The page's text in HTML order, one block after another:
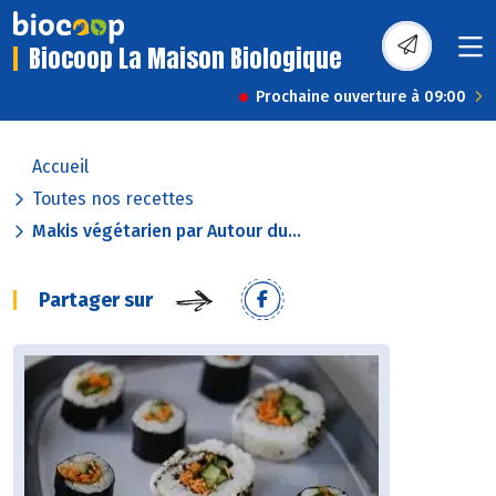
Biocoop La Maison Biologique
Prochaine ouverture à 09:00
Accueil
Toutes nos recettes
Makis végétarien par Autour du...
Partager sur